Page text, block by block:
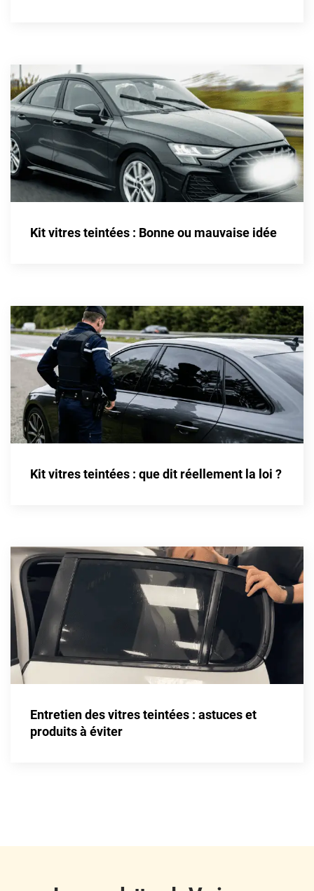
Buick
Byd
Cadillac
Changan
Chevrolet
Chrysler
Dacia
Daewoo
Daihatsu
Dodge
Dongfeng
Eagle
Fiat
Fisker
Ford
Foton
Holden
Kit vitres teintées : Bonne ou mauvaise idée
Kit vitres teintées : que dit réellement la loi ?
Entretien des vitres teintées : astuces et
produits à éviter